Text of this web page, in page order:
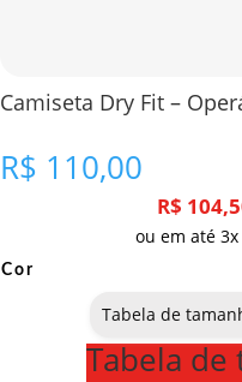
Camiseta Dry Fit –
R$ 110,00
R$
ou em até
Cor
Tabela de
Tabela de